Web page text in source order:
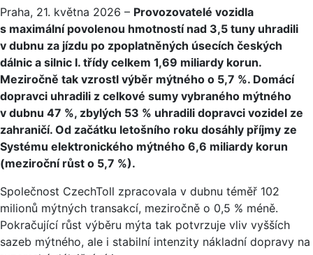
Praha, 21. května 2026 – Provozovatelé vozidla
s maximální povolenou hmotností nad 3,5 tuny uhradili
v dubnu za jízdu po zpoplatněných úsecích českých
dálnic a silnic I. třídy celkem 1,69 miliardy korun.
Meziročně tak vzrostl výběr mýtného o 5,7 %. Domácí
dopravci uhradili z celkové sumy vybraného mýtného
v dubnu 47 %, zbylých 53 % uhradili dopravci vozidel ze
zahraničí. Od začátku letošního roku dosáhly příjmy ze
Systému elektronického mýtného 6,6 miliardy korun
(meziroční růst o 5,7 %).
Společnost CzechToll zpracovala v dubnu téměř 102
milionů mýtných transakcí, meziročně o 0,5 % méně.
Pokračující růst výběru mýta tak potvrzuje vliv vyšších
sazeb mýtného, ale i stabilní intenzity nákladní dopravy na